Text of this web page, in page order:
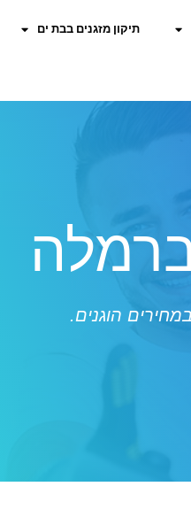
תיקון מזגנים בבת ים
הוגנים.